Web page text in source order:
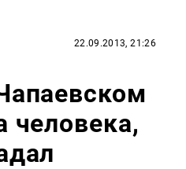
22.09.2013, 21:26
человека,